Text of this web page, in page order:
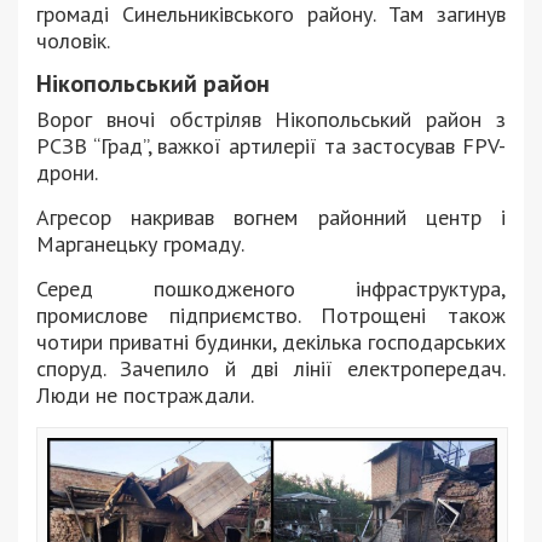
громаді Синельниківського району. Там загинув
чоловік.
Нікопольський район
Ворог вночі обстріляв Нікопольський район з
РСЗВ “Град”, важкої артилерії та застосував FPV-
дрони.
Агресор накривав вогнем районний центр і
Марганецьку громаду.
Серед пошкодженого інфраструктура,
промислове підприємство. Потрощені також
чотири приватні будинки, декілька господарських
споруд. Зачепило й дві лінії електропередач.
Люди не постраждали.